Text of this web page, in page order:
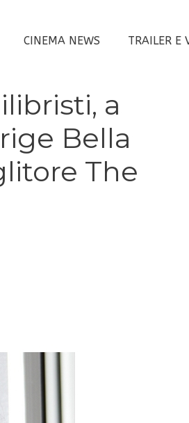
CINEMA NEWS TRAILER E
a
Bella
The